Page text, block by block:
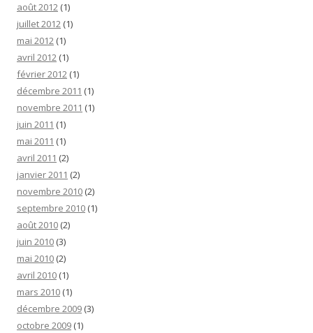
août 2012 (1)
juillet 2012 (1)
mai 2012 (1)
avril 2012 (1)
février 2012 (1)
décembre 2011 (1)
novembre 2011 (1)
juin 2011 (1)
mai 2011 (1)
avril 2011 (2)
janvier 2011 (2)
novembre 2010 (2)
septembre 2010 (1)
août 2010 (2)
juin 2010 (3)
mai 2010 (2)
avril 2010 (1)
mars 2010 (1)
décembre 2009 (3)
octobre 2009 (1)